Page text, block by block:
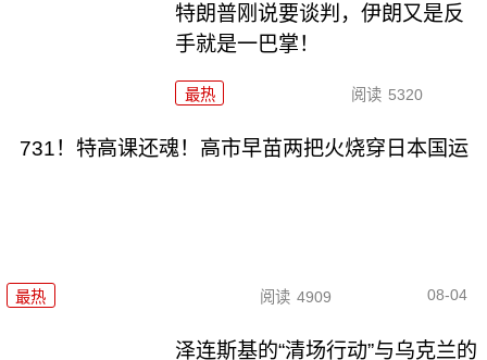
特朗普刚说要谈判，伊朗又是反
手就是一巴掌！
最热 阅读 5320
731！特高课还魂！高市早苗两把火烧穿日本国运
最热 阅读 4909 08-04
泽连斯基的“清场行动”与乌克兰的